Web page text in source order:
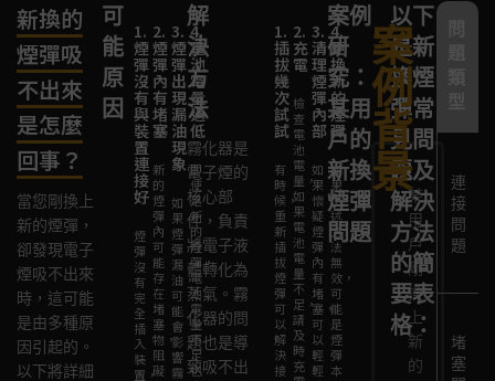
新換的
煙彈吸
不出來
是怎麼
回事？
當您剛換上
新的煙彈，
卻發現電子
煙吸不出來
時，這可能
是由多種原
因引起的。
以下將詳細
可
能
原
因
1.
煙
彈
沒
有
與
裝
置
連
接
好
煙
彈
沒
有
完
全
插
入
裝
置，
2.
煙
彈
內
有
堵
塞
新
的
煙
彈
內
可
能
存
在
堵
塞
物，
阻
礙
3.
煙
彈
出
現
漏
油
現
象
如
果
煙
彈
漏
油，
可
能
會
影
響
霧
4.
電
池
電
量
過
低
即
使
是
新
的
煙
彈，
電
池
電
量
不
足
也
解
決
方
法
霧化器是
電子煙的
核心部
件，負責
將電子液
體轉化為
蒸氣。霧
化器的問
題也是導
致吸不出
1.
插
拔
幾
次
試
試
有
時
候，
重
新
插
拔
煙
彈
可
以
解
決
接
2.
充
電
檢
查
電
池
電
量，
如
果
電
池
電
量
不
足，
請
及
時
充
3.
清
理
煙
彈
內
部
如
果
懷
疑
煙
彈
內
有
堵
塞，
可
以
輕
輕
4.
更
換
新
的
煙
彈
如
果
上
述
方
法
無
效，
可
能
是
煙
彈
本
案例
研
究：
某用
戶的
新換
煙彈
問題
案
例
背
景某
用
戶
剛
換
上
新
的
以下
是新
換煙
彈常
見問
題及
解決
方法
的簡
要表
格：
連
接
問
題
堵
塞